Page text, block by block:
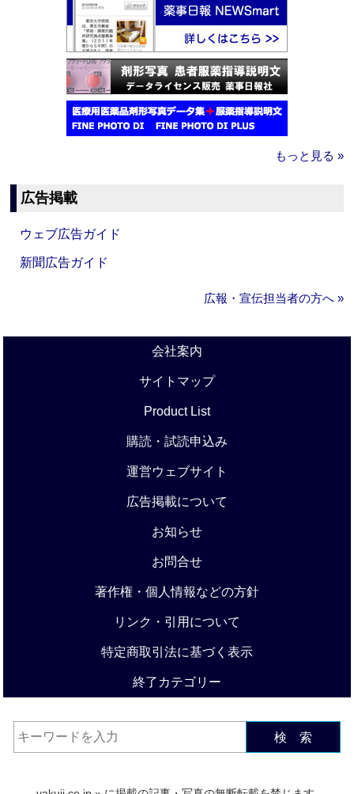
もっと見る »
広告掲載
ウェブ広告ガイド
新聞広告ガイド
広報・宣伝担当者の方へ »
会社案内
サイトマップ
Product List
購読・試読申込み
運営ウェブサイト
広告掲載について
お知らせ
お問合せ
著作権・個人情報などの方針
リンク・引用について
特定商取引法に基づく表示
終了カテゴリー
検 索